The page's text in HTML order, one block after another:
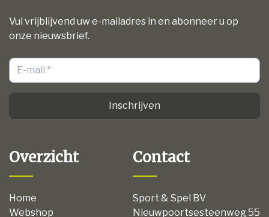
Vul vrijblijvend uw e-mailadres in en abonneer u op
onze nieuwsbrief.
Inschrijven
Overzicht
Home
Webshop
Contact
Sport & Spel BV
Nieuwpoortsesteenweg 55